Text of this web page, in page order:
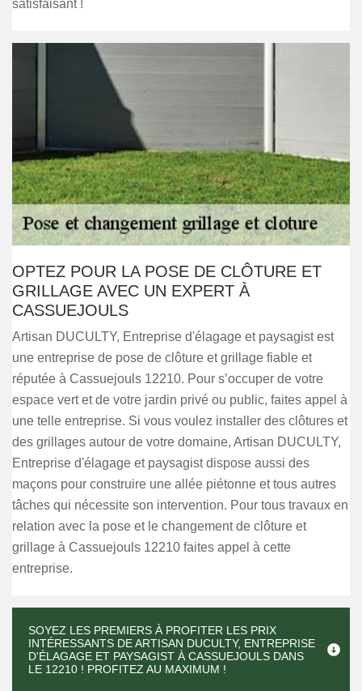
satisfaisant !
OPTEZ POUR LA POSE DE CLÔTURE ET
GRILLAGE AVEC UN EXPERT À
CASSUEJOULS
Artisan DUCULTY, Entreprise d'élagage et paysagist est
une entreprise de pose de clôture et grillage fiable et
réputée à Cassuejouls 12210. Pour s’occuper de votre
espace vert et de votre jardin privé ou public, faites appel à
une telle entreprise. Si vous voulez installer des clôtures et
des grillages autour de votre domaine, Artisan DUCULTY,
Entreprise d'élagage et paysagist dispose aussi des
maçons pour construire une allée piétonne et tous autres
tâches qui nécessite son intervention. Pour tous travaux en
relation avec la pose et le changement de clôture et
grillage à Cassuejouls 12210 faites appel à cette
entreprise.
SOYEZ LES PREMIERS À PROFITER LES PRIX
INTÉRESSANTS DE ARTISAN DUCULTY, ENTREPRISE
D'ÉLAGAGE ET PAYSAGIST À CASSUEJOULS DANS
LE 12210 ! PROFITEZ AU MAXIMUM !